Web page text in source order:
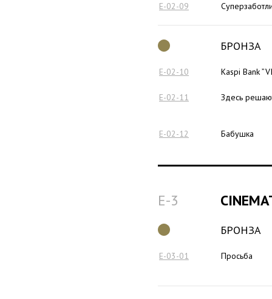
E-02-09
БРОНЗА
E-02-10 Kaspi Bank
E-02-11 Здесь
E-02-12 Бабушка
E-3
БРОНЗА
E-03-01 Просьба